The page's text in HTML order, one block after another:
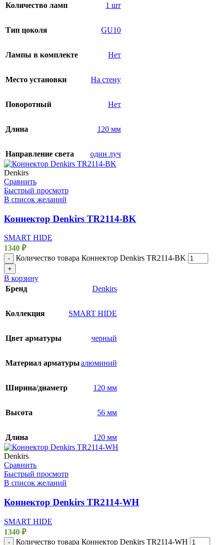
Количество ламп 1 шт
Тип цоколя GU10
Лампы в комплекте Нет
Место установки На стену
Поворотный Нет
Длина 120 мм
Направление света один луч
Denkirs
Сравнить
Быстрый просмотр
В список желаний
Коннектор Denkirs TR2114-BK
SMART HIDE
1340 ₽
- Количество товара Коннектор Denkirs TR2114-BK
+
В корзину
Бренд
Denkirs
Коллекция SMART HIDE
Цвет арматуры черный
Материал арматурыалюминий
Ширина/диаметр 120 мм
Высота 56 мм
Длина 120 мм
Denkirs
Сравнить
Быстрый просмотр
В список желаний
Коннектор Denkirs TR2114-WH
SMART HIDE
1340 ₽
- Количество товара Коннектор Denkirs TR2114-WH